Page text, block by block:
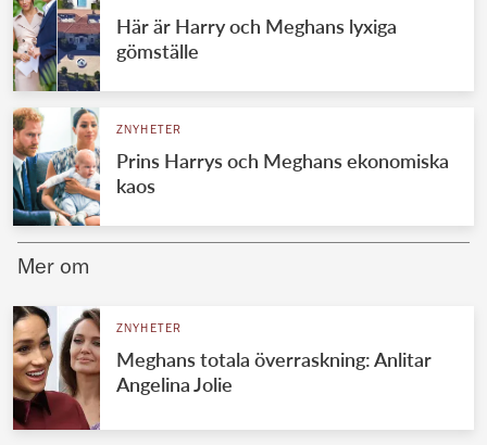
Jordanska kungahuset
Luxemburgska storhertighuset
Japanska kejsarhuset
Thailändska kungahuset
Marockanska kungahuset
Här är Harry och Meghans lyxiga
gömställe
ZNYHETER
Prins Harrys och Meghans ekonomiska
kaos
Mer om
ZNYHETER
Meghans totala överraskning: Anlitar
Angelina Jolie